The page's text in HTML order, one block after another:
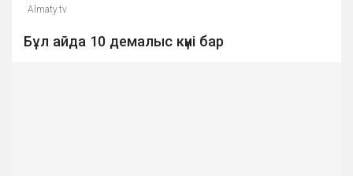
Almaty.tv
Бұл айда 10 демалыс күні бар